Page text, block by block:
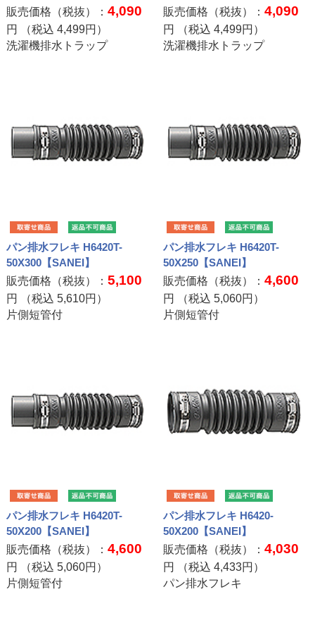
販売価格（税抜）： 4,090
円 （税込 4,499円）
洗濯機排水トラップ
販売価格（税抜）：4,090
円 （税込4,499円）
洗濯機排水トラップ
パン排水フレキ H6420T-
50X300【SANEI】
販売価格（税抜）： 5,100
円 （税込 5,610円）
片側短管付
パン排水フレキ H6420T-
50X250【SANEI】
販売価格（税抜）：4,600
円 （税込5,060円）
片側短管付
パン排水フレキ H6420T-
50X200【SANEI】
販売価格（税抜）： 4,600
円 （税込 5,060円）
片側短管付
パン排水フレキ H6420-
50X200【SANEI】
販売価格（税抜）：4,030
円 （税込4,433円）
パン排水フレキ